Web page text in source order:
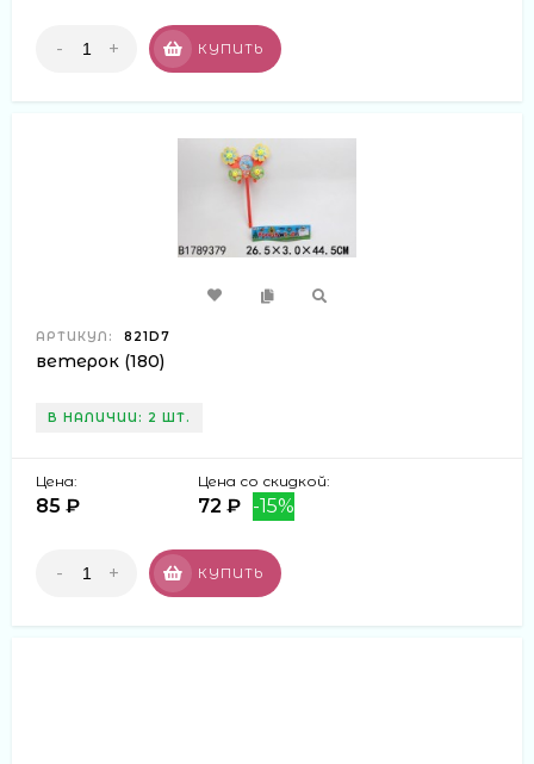
- + КУПИТЬ
АРТИКУЛ: 821D7
ветерок (180)
В НАЛИЧИИ: 2 ШТ.
Цена:
85 ₽
Цена со скидкой:
72 ₽ -15%
- + КУПИТЬ